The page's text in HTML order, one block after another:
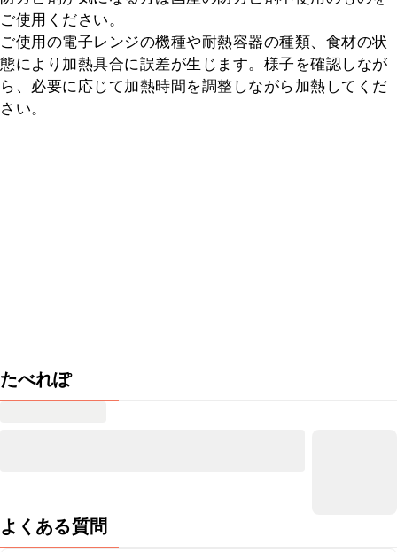
ご使用ください。
ご使用の電子レンジの機種や耐熱容器の種類、食材の状
態により加熱具合に誤差が生じます。様子を確認しなが
ら、必要に応じて加熱時間を調整しながら加熱してくだ
さい。
たべれぽ
よくある質問